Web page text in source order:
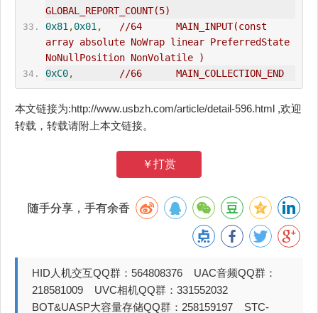
GLOBAL_REPORT_COUNT(5)
0x81 ,0x01 ,
//64      MAIN_INPUT(const
array absolute NoWrap linear PreferredState
NoNullPosition NonVolatile )
0xC0, //66      MAIN_COLLECTION_END
本文链接为:http://www.usbzh.com/article/detail-596.html ,欢迎
转载，转载请附上本文链接。
￥打赏
随手分享，手有余香
HID人机交互QQ群：564808376 UAC音频QQ群：
218581009 UVC相机QQ群：331552032
BOT&UASP大容量存储QQ群：258159197 STC-